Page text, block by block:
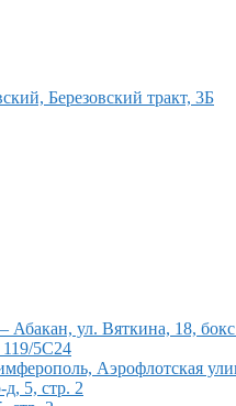
Березовский тракт, 3Б
Абакан, ул. Вяткина, 18,
5С24
Аэрофлотская
5, стр. 2